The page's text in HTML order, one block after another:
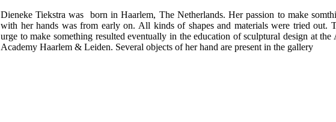
Dieneke Tiekstra was born in Haarlem, The Netherlands. Her passion to make
with her hands was from early on. All kinds of shapes and materials were tried out.
urge to make something resulted eventually in the education of sculptural design at the
Academy Haarlem & Leiden. Several objects of her hand are present in the gallery